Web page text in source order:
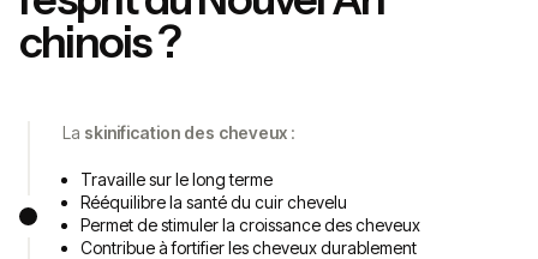
chinois ?
La skinification des cheveux:
Travaille sur le long terme
Rééquilibre la santé du cuir chevelu
Permet de stimuler la croissance des cheveux
Contribue à fortifier les cheveux durablement